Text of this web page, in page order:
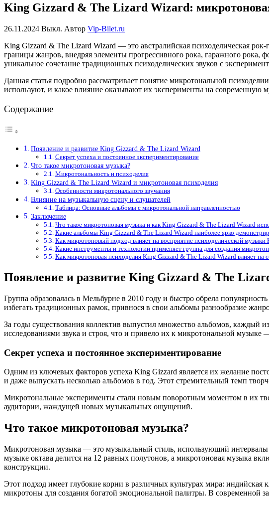
King Gizzard & The Lizard Wizard:
26.11.2024 Выкл. Автор Vip-Bilet.ru
King Gizzard & The Lizard Wizard — это австралийская психоделическая
границы жанров, внедряя элементы прогрессивного рока, гаражного рока,
уникальное сочетание традиционных психоделических звуков с
Данная статья подробно рассматривает понятие микротональной
используют, и какое влияние оказывают их эксперименты на современную
Содержание
Появление и развитие King Gizzard & The Lizard Wizard
Секрет успеха и постоянное экспериментирование
Что такое микротоновая музыка?
Микротональность и психоделия
King Gizzard & The Lizard Wizard и микротоновая психоделия
Особенности микротонального звучания
Влияние на музыкальную сцену и слушателей
Таблица: Основные альбомы с микротональной направленностью
Заключение
Что такое микротоновая музыка и как King Gizzard & The Lizard Wizard
Какие альбомы King Gizzard & The Lizard Wizard наиболее ярко
Как микротоновый подход влияет на восприятие психоделической
Какие инструменты и технологии применяет группа для создания
Как микротоновая психоделия King Gizzard & The Lizard Wizard влияет на
Появление и развитие King Gizzard & The
Группа образовалась в Мельбурне в 2010 году и быстро обрела
избегать традиционных рамок, привнося в свои альбомы разнообразие
За годы существования коллектив выпустил множество альбомов, каждый
исследованиями звука и строя, что и привело их к микротональной
Секрет успеха и постоянное экспериментирование
Одним из ключевых факторов успеха King Gizzard является их желание
и даже выпускать несколько альбомов в год. Этот стремительный темп
Микротональные эксперименты стали новым поворотным моментом в их
аудитории, жаждущей новых музыкальных ощущений.
Что такое микротоновая музыка?
Микротоновая музыка — это музыкальный стиль, использующий
музыке октава делится на 12 равных полутонов, а микротоновая музыка
конструкции.
Этот подход имеет глубокие корни в различных культурах мира:
микротоны для создания богатой эмоциональной палитры. В современной